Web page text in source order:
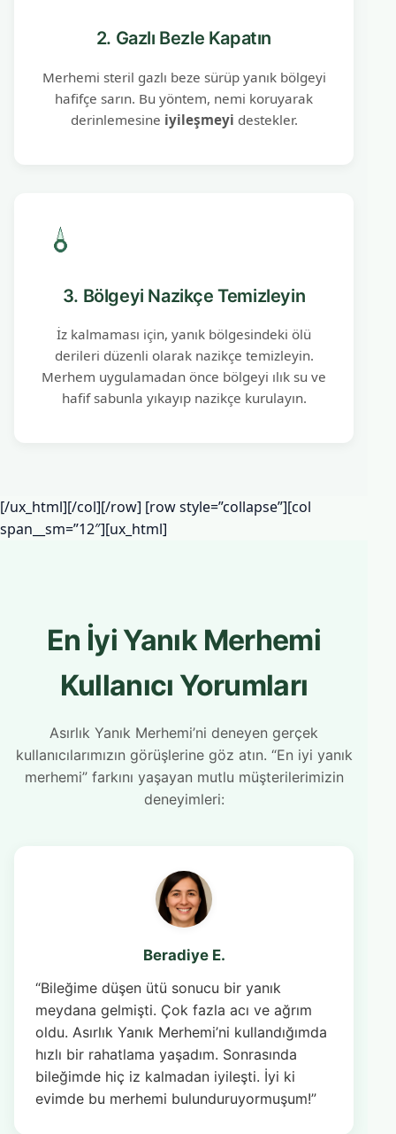
2. Gazlı Bezle Kapatın
Merhemi steril gazlı beze sürüp yanık bölgeyi
hafifçe sarın. Bu yöntem, nemi koruyarak
derinlemesine iyileşmeyi destekler.
3. Bölgeyi Nazikçe Temizleyin
İz kalmaması için, yanık bölgesindeki ölü
derileri düzenli olarak nazikçe temizleyin.
Merhem uygulamadan önce bölgeyi ılık su ve
hafif sabunla yıkayıp nazikçe kurulayın.
[/ux_html][/col][/row] [row style=”collapse”][col
span__sm=”12″][ux_html]
En İyi Yanık Merhemi
Kullanıcı Yorumları
Asırlık Yanık Merhemi’ni deneyen gerçek
kullanıcılarımızın görüşlerine göz atın. “En iyi yanık
merhemi” farkını yaşayan mutlu müşterilerimizin
deneyimleri:
Beradiye E.
“Bileğime düşen ütü sonucu bir yanık
meydana gelmişti. Çok fazla acı ve ağrım
oldu. Asırlık Yanık Merhemi’ni kullandığımda
hızlı bir rahatlama yaşadım. Sonrasında
bileğimde hiç iz kalmadan iyileşti. İyi ki
evimde bu merhemi bulunduruyormuşum!”